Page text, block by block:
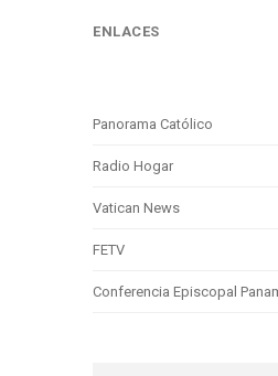
ENLACES
Panorama Católico
Radio Hogar
Vatican News
FETV
Conferencia Episcopal